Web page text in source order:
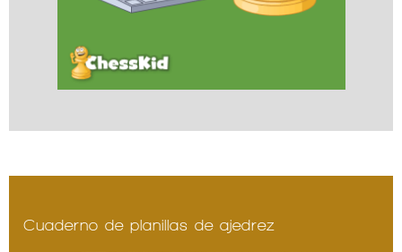
Cuaderno de planillas de ajedrez